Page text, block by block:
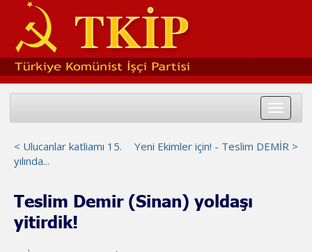
Toggle
Yeni Ekimler için! - Teslim DEMİR >
< Ulucanlar katliamı 15.
yılında...
Teslim Demir (Sinan) yoldaşı
yitirdik!